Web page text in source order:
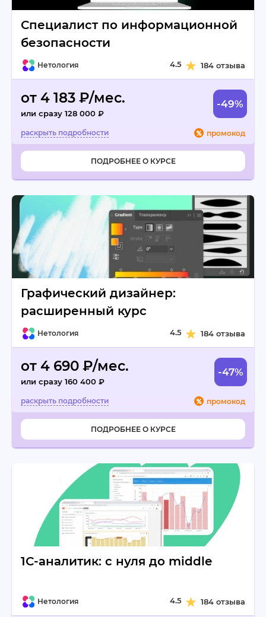
Специалист по информационной
безопасности
Нетология 4.5 184 отзыва
от 4 183 ₽/мес.
или сразу 128 000 ₽
-49%
промокод
ПОДРОБНЕЕ О КУРСЕ
Графический дизайнер:
расширенный курс
Нетология 4.5 184 отзыва
от 4 690 ₽/мес.
или сразу 160 400 ₽
-47%
промокод
ПОДРОБНЕЕ О КУРСЕ
1С-аналитик: с нуля до middle
Нетология 4.5 184 отзыва